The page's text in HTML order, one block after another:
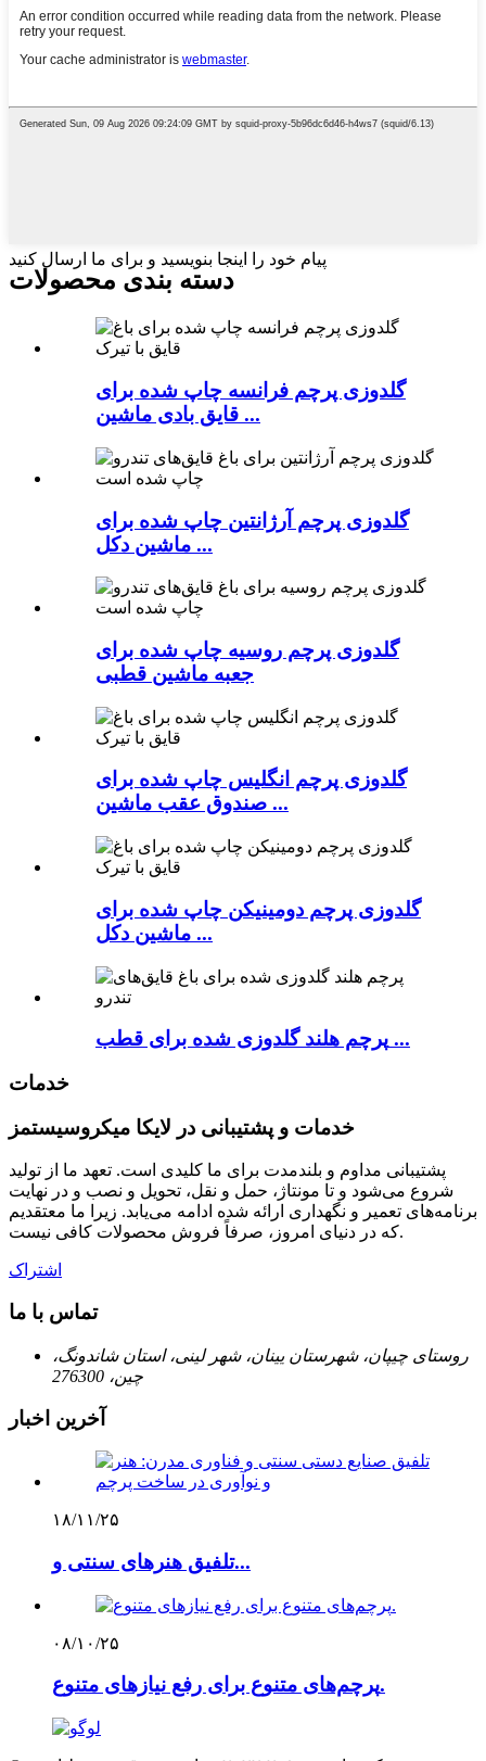
پیام خود را اینجا بنویسید و برای ما ارسال کنید
دسته بندی محصولات
گلدوزی پرچم فرانسه چاپ شده برای
قایق بادی ماشین ...
گلدوزی پرچم آرژانتین چاپ شده برای
ماشین دکل ...
گلدوزی پرچم روسیه چاپ شده برای
جعبه ماشین قطبی
گلدوزی پرچم انگلیس چاپ شده برای
صندوق عقب ماشین ...
گلدوزی پرچم دومینیکن چاپ شده برای
ماشین دکل ...
پرچم هلند گلدوزی شده برای قطب ...
خدمات
خدمات و پشتیبانی در لایکا میکروسیستمز
پشتیبانی مداوم و بلندمدت برای ما کلیدی است. تعهد ما از تولید
شروع می‌شود و تا مونتاژ، حمل و نقل، تحویل و نصب و در نهایت
برنامه‌های تعمیر و نگهداری ارائه شده ادامه می‌یابد. زیرا ما معتقدیم
که در دنیای امروز، صرفاً فروش محصولات کافی نیست.
اشتراک
تماس با ما
روستای چیپان، شهرستان یینان، شهر لینی، استان شاندونگ،
چین، 276300
آخرین اخبار
۱۸/۱۱/۲۵
تلفیق هنرهای سنتی و...
۰۸/۱۰/۲۵
پرچم‌های متنوع برای رفع نیازهای متنوع.